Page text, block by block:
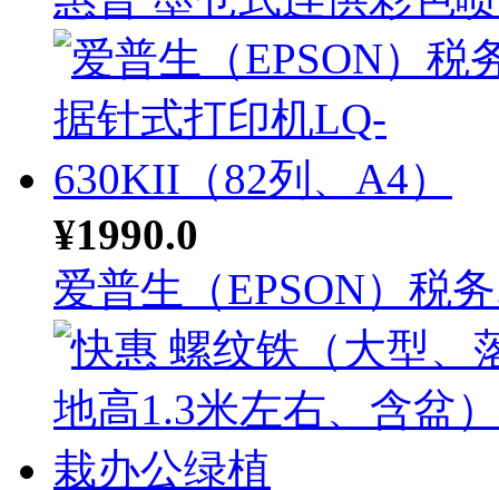
¥1990.0
爱普生（EPSON）税